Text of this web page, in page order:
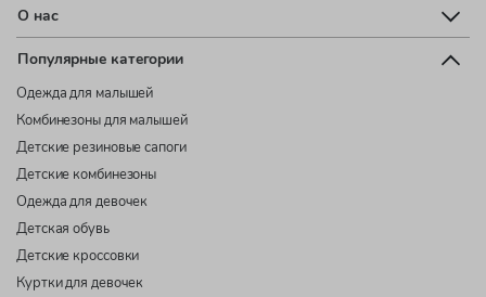
О нас
Популярные категории
Одежда для малышей
Комбинезоны для малышей
Детские резиновые сапоги
Детские комбинезоны
Одежда для девочек
Детская обувь
Детские кроссовки
Куртки для девочек